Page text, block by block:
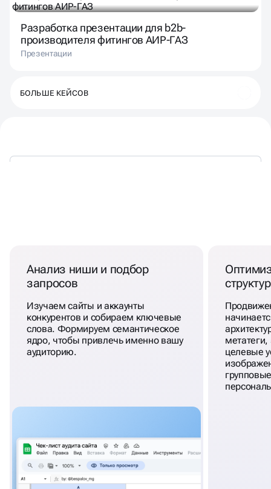
Разработка презентации для b2b-
производителя фитингов АИР-ГАЗ
Презентации
БОЛЬШЕ КЕЙСОВ
Анализ ниши и подбор
запросов
Изучаем сайты и аккаунты
конкурентов и собираем ключевые
слова. Формируем семантическое
ядро, чтобы привлечь именно вашу
аудиторию.
метатеги,
целевые